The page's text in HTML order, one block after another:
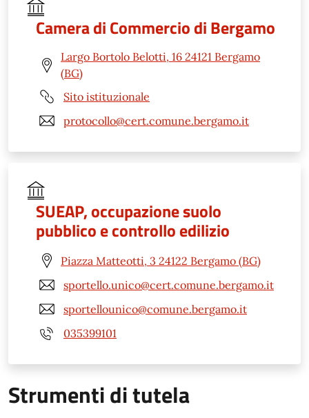
Camera di Commercio di Bergamo
Largo Bortolo Belotti, 16 24121 Bergamo
(BG)
Sito istituzionale
protocollo@cert.comune.bergamo.it
SUEAP, occupazione suolo
pubblico e controllo edilizio
Piazza Matteotti, 3 24122 Bergamo (BG)
sportello.unico@cert.comune.bergamo.it
sportellounico@comune.bergamo.it
035399101
Strumenti di tutela